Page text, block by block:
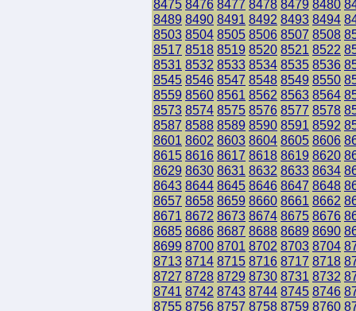
8475 8476 8477 8478 8479 8480
8489 8490 8491 8492 8493 8494
8503 8504 8505 8506 8507 8508
8517 8518 8519 8520 8521 8522
8531 8532 8533 8534 8535 8536
8545 8546 8547 8548 8549 8550
8559 8560 8561 8562 8563 8564
8573 8574 8575 8576 8577 8578
8587 8588 8589 8590 8591 8592
8601 8602 8603 8604 8605 8606
8615 8616 8617 8618 8619 8620
8629 8630 8631 8632 8633 8634
8643 8644 8645 8646 8647 8648
8657 8658 8659 8660 8661 8662
8671 8672 8673 8674 8675 8676
8685 8686 8687 8688 8689 8690
8699 8700 8701 8702 8703 8704
8713 8714 8715 8716 8717 8718
8727 8728 8729 8730 8731 8732
8741 8742 8743 8744 8745 8746
8755 8756 8757 8758 8759 8760